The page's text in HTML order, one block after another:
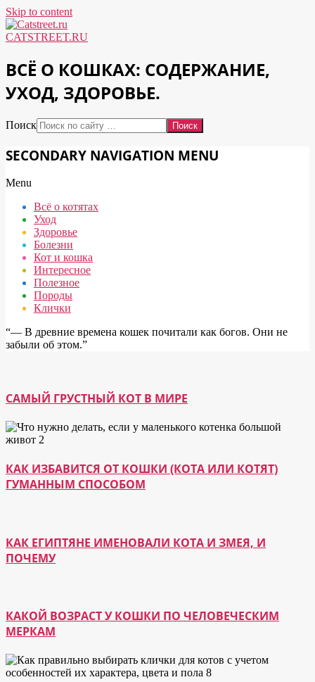
Skip to content
CATSTREET.RU
ВСЁ О КОШКАХ: СОДЕРЖАНИЕ,
УХОД, ЗДОРОВЬЕ.
Поиск
SECONDARY NAVIGATION MENU
Menu
Всё о котятах
Уход
Здоровье
Болезни
Кот и кошка
Интересное
Полезное
Породы
Клички
“― В древние времена кошек почитали как богов. Они не
забыли об этом.”
САМЫЙ ГРУСТНЫЙ КОТ В МИРЕ
КАК ИЗБАВИТСЯ ОТ КОШКИ (КОТА ИЛИ КОТЯТ)
ГУМАННЫМ СПОСОБОМ
КАК ЕГИПТЯНЕ ИМЕНОВАЛИ КОТА И ЗМЕЯ, И
ПОЧЕМУ
КАКОЙ ВОЗРАСТ У КОШКИ ПО ЧЕЛОВЕЧЕСКИМ
МЕРКАМ